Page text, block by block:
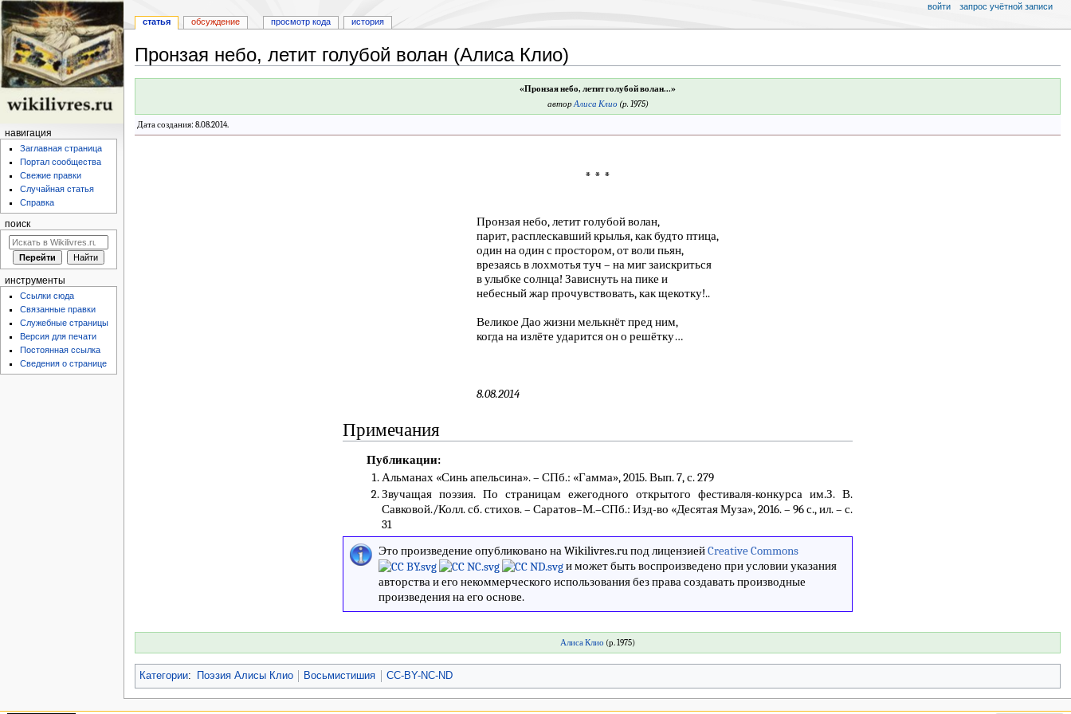
Пронзая небо, летит голубой волан (Алиса Клио)
навигации
поиску
«Пронзая небо, летит голубой волан...»
авторАлиса Клио(р. 1975)
Дата создания: 8.08.2014.
* * *
Пронзая небо, летит голубой волан,
парит, расплескавший крылья, как будто птица,
один на один с простором, от воли пьян,
врезаясь в лохмотья туч – на миг заискриться
в улыбке солнца! Зависнуть на пике и
небесный жар прочувствовать, как щекотку!..
Великое Дао жизни мелькнёт пред ним,
когда на излёте ударится он о решётку…
8.08.2014
Примечания
Публикации:
Альманах «Синь апельсина». – СПб.: «Гамма», 2015. Вып. 7, с. 279
Звучащая поэзия. По страницам ежегодного открытого фестиваля-конкурса им.З. В.
Савковой./Колл. сб. стихов. – Саратов–М.–СПб.: Изд-во «Десятая Муза», 2016. – 96 с., ил. – с.
31
Это произведение опубликовано на Wikilivres.ru под лицензиейCreative Commons
и может быть воспроизведено при условии указания
авторства и его некоммерческого использования без права создавать производные
произведения на его основе.
Алиса Клио (р. 1975)
Категории: Поэзия Алисы Клио Восьмистишия CC-BY-NC-ND
статья обсуждение просмотр кода история
войти запрос учётной записи
навигация
Заглавная страница
Портал сообщества
Свежие правки
Случайная статья
Справка
поиск
инструменты
Ссылки сюда
Связанные правки
Служебные страницы
Версия для печати
Постоянная ссылка
Сведения о странице